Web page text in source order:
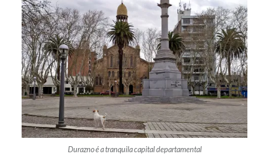
Durazno é a tranquila capital departamental